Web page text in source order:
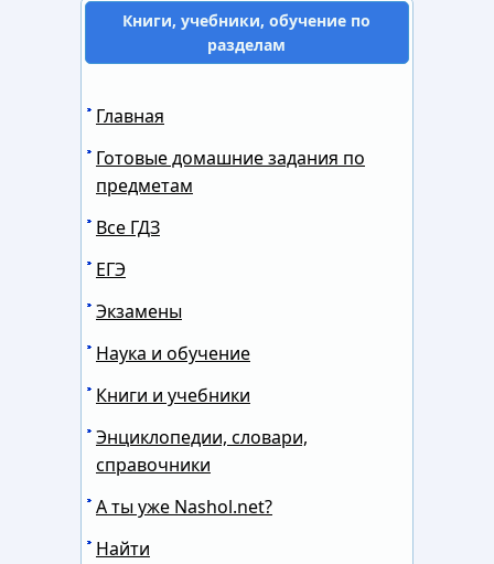
Книги, учебники, обучение по
разделам
Главная
Готовые домашние задания по
предметам
Все ГДЗ
ЕГЭ
Экзамены
Наука и обучение
Книги и учебники
Энциклопедии, словари,
справочники
А ты уже Nashol.net?
Найти